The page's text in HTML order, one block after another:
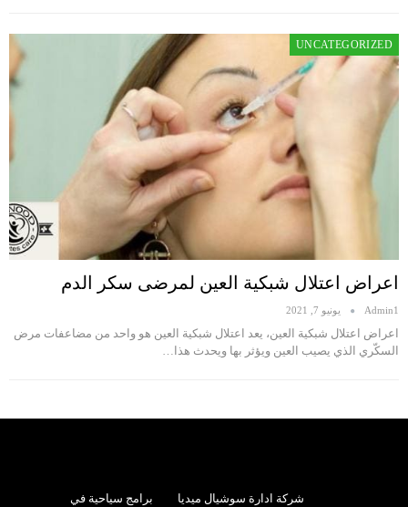
UNCATEGORIZED
اعراض اعتلال شبكية العين لمرضى سكر الدم
Admin1 يونيو 7, 2021
اعراض اعتلال شبكية العين، يعد اعتلال شبكية العين هو واحد من مضاعفات مرض
السكّري الذي يصيب العين ويؤثر بها ويحدث هذا…
شركة ادارة سوشيال ميديا
برامج سياحية في